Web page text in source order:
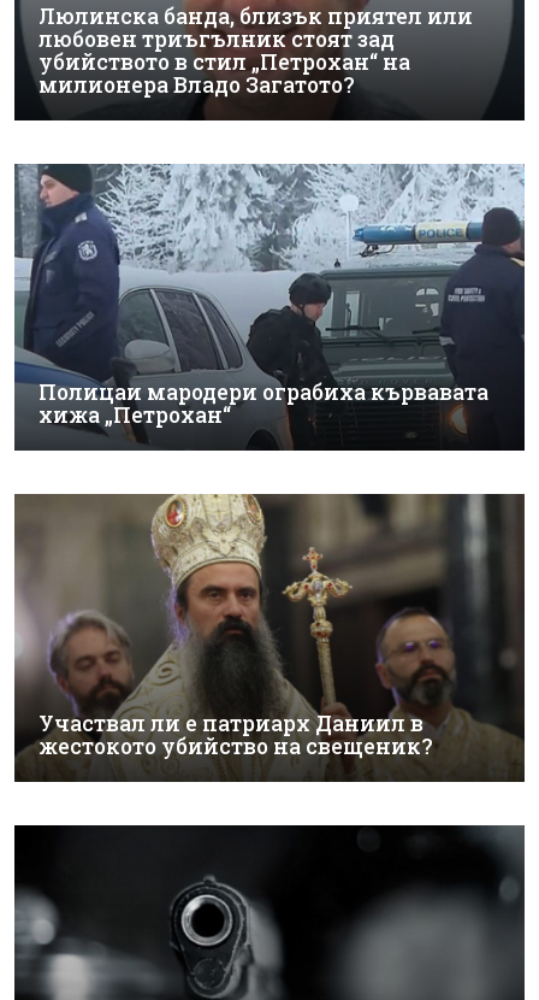
Люлинска банда, близък приятел или
любовен триъгълник стоят зад
убийството в стил „Петрохан“ на
милионера Владо Загатото?
Полицаи мародери ограбиха кървавата
хижа „Петрохан“
Участвал ли е патриарх Даниил в
жестокото убийство на свещеник?